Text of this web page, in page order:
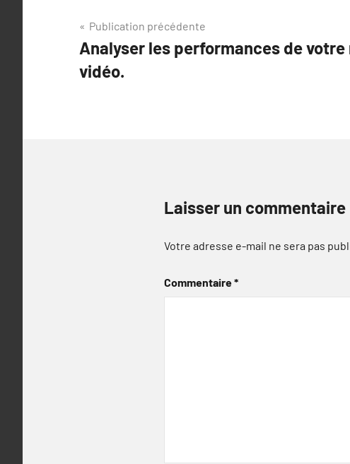
Navigation
de
l’article
Publication précédente
Analyser les performances de
vidéo.
Laisser un commentaire
Votre adresse e-mail ne sera pas
Commentaire*